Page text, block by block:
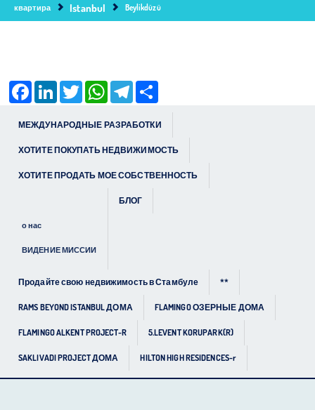
квартира Istanbul Beylikdüzü
МЕЖДУНАРОДНЫЕ РАЗРАБОТКИ
ХОТИТЕ ПОКУПАТЬ НЕДВИЖИМОСТЬ
ХОТИТЕ ПРОДАТЬ МОЕ СОБСТВЕННОСТЬ
о нас
ВИДЕНИЕ МИССИИ
БЛОГ
Продайте свою недвижимость в Стамбуле **
RAMS BEYOND ISTANBUL ДОМА FLAMINGO ОЗЕРНЫЕ ДОМА
FLAMINGO ALKENT PROJECT-R 5.LEVENT KORUPARK(R)
SAKLIVADI PROJECT ДОМА HILTON HIGH RESIDENCES-r
Facebook LinkedIn Twitter WhatsApp Telegram